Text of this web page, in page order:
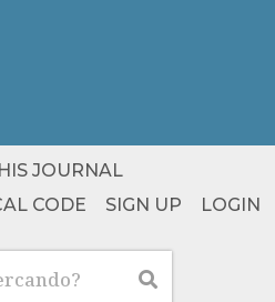
Cerca
JOURNAL
CODE
SIGN UP LOGIN